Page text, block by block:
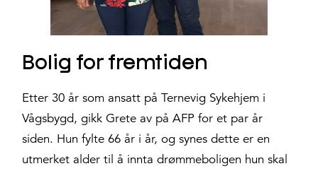
Bolig for fremtiden
Etter 30 år som ansatt på Ternevig Sykehjem i
Vågsbygd, gikk Grete av på AFP for et par år
siden. Hun fylte 66 år i år, og synes dette er en
utmerket alder til å innta drømmeboligen hun skal